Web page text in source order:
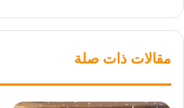
مقالات ذات صلة